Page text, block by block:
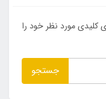
مورد نظر خود را
جستجو